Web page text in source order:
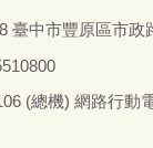
臺中市豐原區市政
(總機) 網路行動